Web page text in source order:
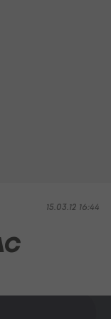
15.03.12 16:44